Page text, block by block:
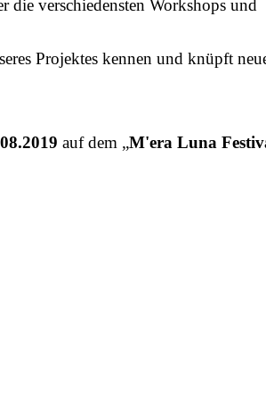
verschiedensten Workshops und
Projektes kennen und knüpft
auf dem „M'era Luna